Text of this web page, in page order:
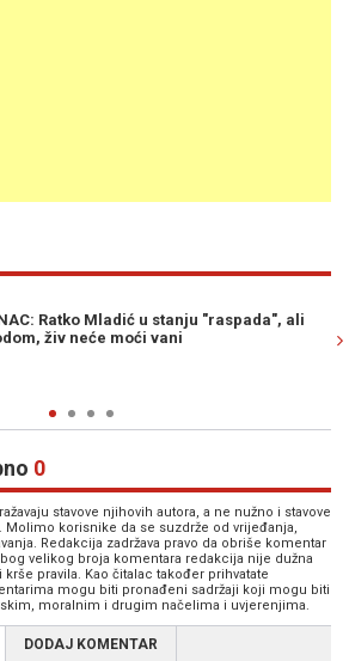
NAKON ISTORIJSKE LEKCIJE MILANA
u Srebrenici je apsolutno NEOPROSTIV,
0
stavove njihovih autora, a ne nužno i stavove
Molimo korisnike da se suzdrže od vrijeđanja,
Redakcija zadržava pravo da obriše komentar
velikog broja komentara redakcija nije dužna
pravila. Kao čitalac također prihvatate
mogu biti pronađeni sadržaji koji mogu biti
moralnim i drugim načelima i uvjerenjima.
DODAJ KOMENTAR